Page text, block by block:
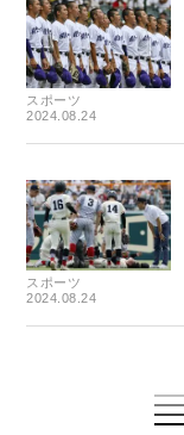
スポーツ
2024.08.24
スポーツ
2024.08.24